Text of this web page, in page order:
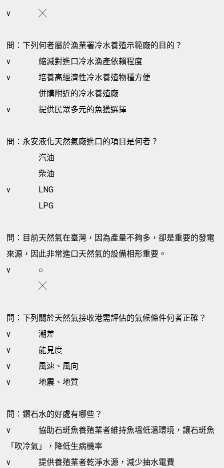
v
╳
問：下列何者屬於漁業署冷水養殖示範廠的目的？
v
縮減對進口冷水漁產依賴程度
v
培養高經濟性冷水養殖物種方便
併購附近的冷水養殖廠
v
提供民眾多元的魚獲選擇
問：永安液化天然氣廠進口的項目是何者？
汽油
柴油
v
LNG
LPG
問：目前天然氣在臺灣，因為產量不夠多，卻是重要的發電
來源，因此非常進口天然氣的設備相形重要。
v
○
╳
問：下列關於天然氣接收港需評估的氣候條件何者正確？
v
潮差
v
能見度
v
風速、風向
v
地震、地質
問：鑽石水的好處有哪些？
v
協助石斑魚養殖業者維持魚塭低溫環境，讓石斑魚
「吹冷氣」，降低生病機率
v
提供養殖業者乾淨水源，減少抽水電費